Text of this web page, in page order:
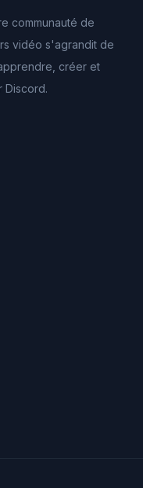
communauté de
vidéo s'agrandit de
créer et
Discord.